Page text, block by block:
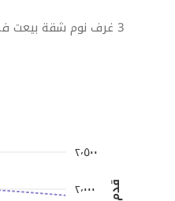
3 غرف نوم شقة بيعت في مساكن باب القصر 25 و جزيرة ياس
٢٬٠٠٠
٢٬٥٠٠